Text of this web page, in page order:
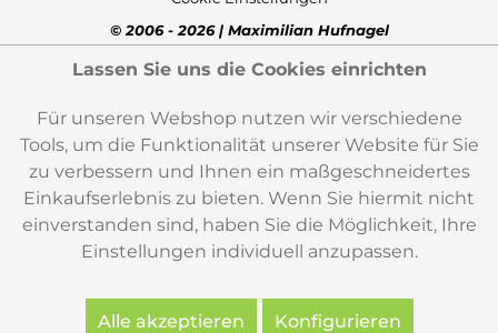
© 2006 - 2026 | Maximilian Hufnagel
Lassen Sie uns die Cookies einrichten
Für unseren Webshop nutzen wir verschiedene
Tools, um die Funktionalität unserer Website für Sie
zu verbessern und Ihnen ein maßgeschneidertes
Einkaufserlebnis zu bieten. Wenn Sie hiermit nicht
einverstanden sind, haben Sie die Möglichkeit, Ihre
Einstellungen individuell anzupassen.
Alle akzeptieren Konfigurieren